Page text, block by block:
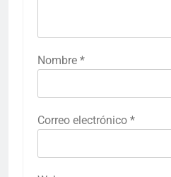
Nombre *
Correo electrónico *